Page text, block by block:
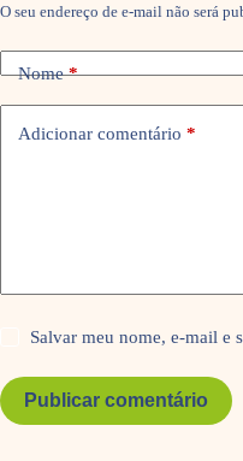
O seu endereço de e-mail não será
Nome*
Adicionar comentário *
Salvar meu nome, e-mail e
Publicar comentário